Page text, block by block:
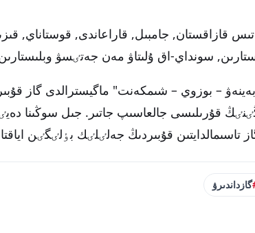
قازاقستان, جامبىل, قاراعاندى, قوستاناي,
سونداي-اق ۇلىتاۋ مەن جەتٸسۋ
– بوزوي – شىمكەنت" ماگيسترالدى گاز
تاسىمالدايتىن قۇبىردىڭ جەلٸلٸك بٶلٸگٸن
گازداندىرۋ